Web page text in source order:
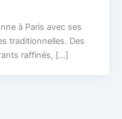
à Paris avec ses
traditionnelles. Des
raffinés, […]